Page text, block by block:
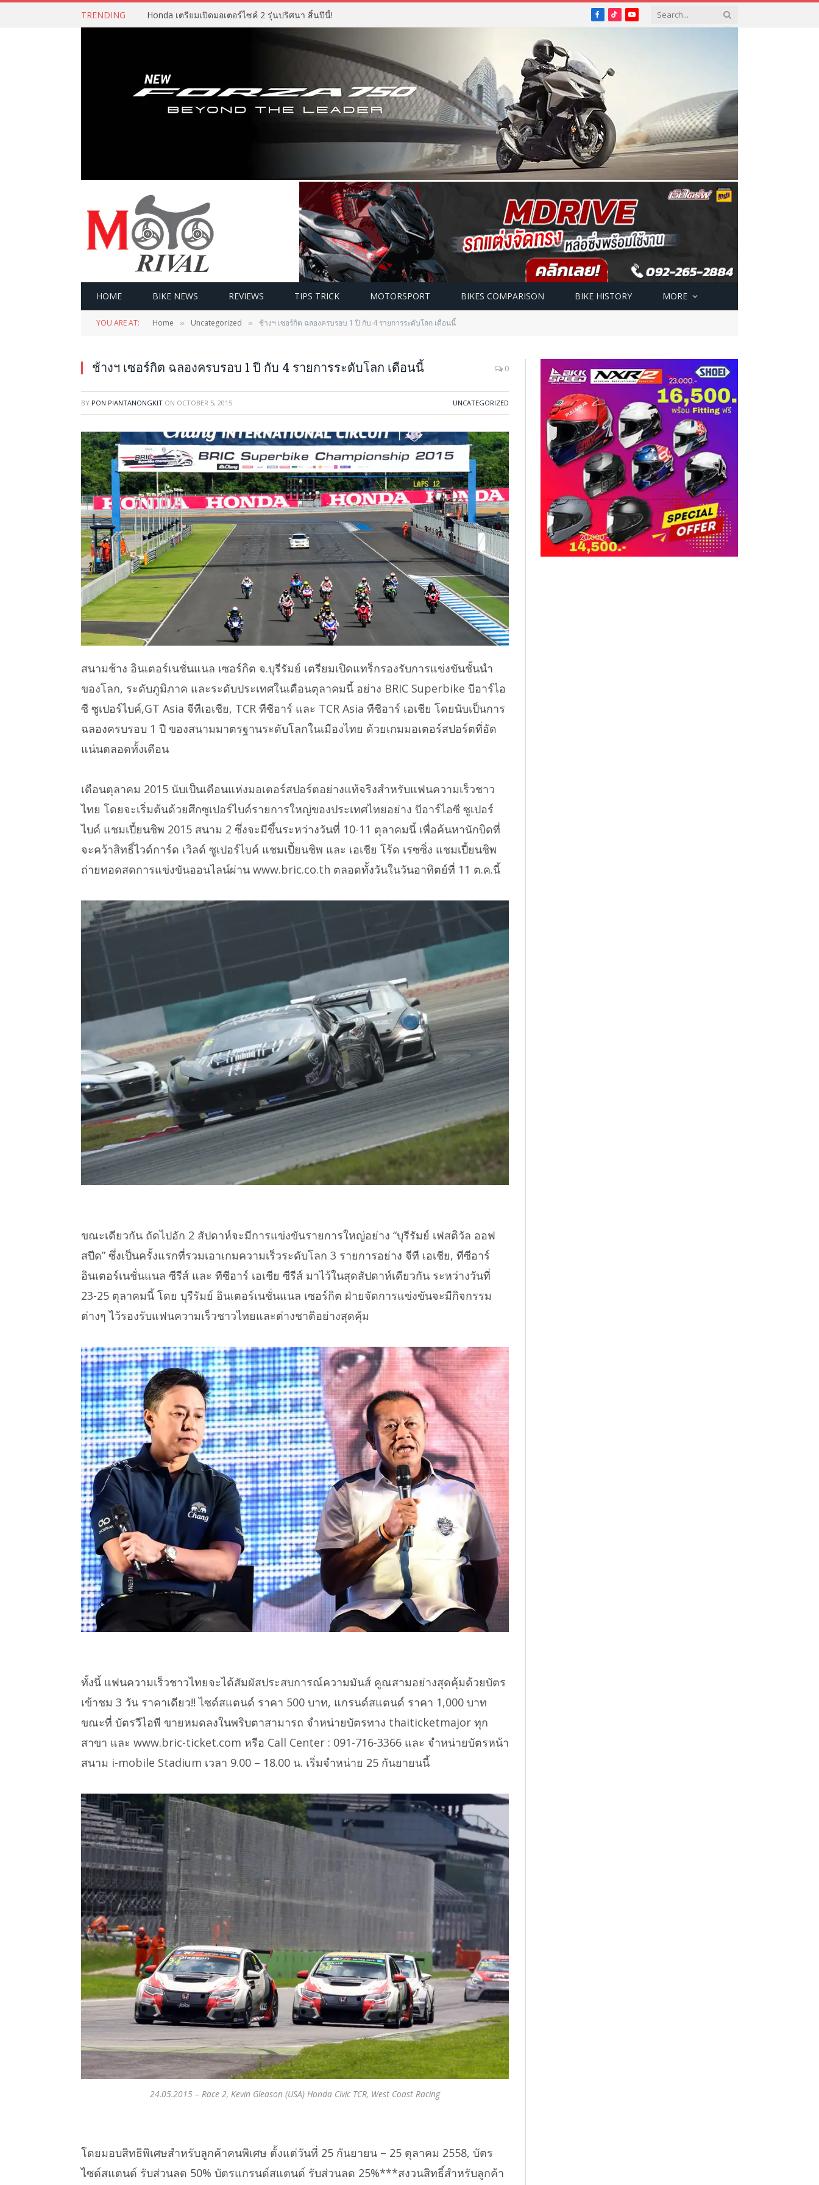
TRENDING Honda เตรียมเปิดมอเตอร์ไซค์ 2 รุ่นปริศนา สิ้นปีนี้! Facebook
TikTokYouTube
HOME BIKE NEWS REVIEWS TIPS TRICK MOTORSPORT BIKES COMPARISON BIKE HISTORY MORE
YOU ARE AT: Home » Uncategorized » ช้างฯ เซอร์กิต ฉลองครบรอบ 1 ปี กับ 4 รายการระดับโลก เดือนนี้
ช้างฯ เซอร์กิต ฉลองครบรอบ 1 ปี กับ 4 รายการระดับโลก เดือนนี้ 0
BY PON PIANTANONGKIT ON OCTOBER 5, 2015 UNCATEGORIZED
สนามช้าง อินเตอร์เนชั่นแนล เซอร์กิต จ.บุรีรัมย์ เตรียมเปิดแทร็กรองรับการแข่งขันชั้นนำ
ของโลก, ระดับภูมิภาค และระดับประเทศในเดือนตุลาคมนี้ อย่าง BRIC Superbike บีอาร์ไอ
ซี ซูเปอร์ไบค์,GT Asia จีทีเอเชีย, TCR ทีซีอาร์ และ TCR Asia ทีซีอาร์ เอเชีย โดยนับเป็นการ
ฉลองครบรอบ 1 ปี ของสนามมาตรฐานระดับโลกในเมืองไทย ด้วยเกมมอเตอร์สปอร์ตที่อัด
แน่นตลอดทั้งเดือน
เดือนตุลาคม 2015 นับเป็นเดือนแห่งมอเตอร์สปอร์ตอย่างแท้จริงสำหรับแฟนความเร็วชาว
ไทย โดยจะเริ่มต้นด้วยศึกซูเปอร์ไบค์รายการใหญ่ของประเทศไทยอย่าง บีอาร์ไอซี ซูเปอร์
ไบค์ แชมเปี้ยนชิพ 2015 สนาม 2 ซึ่งจะมีขึ้นระหว่างวันที่ 10-11 ตุลาคมนี้ เพื่อค้นหานักบิดที่
จะคว้าสิทธิ์ไวด์การ์ด เวิลด์ ซูเปอร์ไบค์ แชมเปี้ยนชิพ และ เอเชีย โร้ด เรซซิ่ง แชมเปี้ยนชิพ
ถ่ายทอดสดการแข่งขันออนไลน์ผ่าน www.bric.co.th ตลอดทั้งวันในวันอาทิตย์ที่ 11 ต.ค.นี้
ขณะเดียวกัน ถัดไปอัก 2 สัปดาห์จะมีการแข่งขันรายการใหญ่อย่าง “บุรีรัมย์ เฟสติวัล ออฟ
สปีด” ซึ่งเป็นครั้งแรกที่รวมเอาเกมความเร็วระดับโลก 3 รายการอย่าง จีที เอเชีย, ทีซีอาร์
อินเตอร์เนชั่นแนล ซีรีส์ และ ทีซีอาร์ เอเชีย ซีรีส์ มาไว้ในสุดสัปดาห์เดียวกัน ระหว่างวันที่
23-25 ตุลาคมนี้ โดย บุรีรัมย์ อินเตอร์เนชั่นแนล เซอร์กิต ฝ่ายจัดการแข่งขันจะมีกิจกรรม
ต่างๆ ไว้รองรับแฟนความเร็วชาวไทยและต่างชาติอย่างสุดคุ้ม
ทั้งนี้ แฟนความเร็วชาวไทยจะได้สัมผัสประสบการณ์ความมันส์ คูณสามอย่างสุดคุ้มด้วยบัตร
เข้าชม 3 วัน ราคาเดียว!! ไซด์สแตนด์ ราคา 500 บาท, แกรนด์สแตนด์ ราคา 1,000 บาท
ขณะที่ บัตรวีไอพี ขายหมดลงในพริบตาสามารถ จำหน่ายบัตรทาง thaiticketmajor ทุก
สาขา และ www.bric-ticket.com หรือ Call Center : 091-716-3366 และ จำหน่ายบัตรหน้า
สนาม i-mobile Stadium เวลา 9.00 – 18.00 น. เริ่มจำหน่าย 25 กันยายนนี้
24.05.2015 – Race 2, Kevin Gleason (USA) Honda Civic TCR, West Coast Racing
โดยมอบสิทธิพิเศษสำหรับลูกค้าคนพิเศษ ตั้งแต่วันที่ 25 กันยายน – 25 ตุลาคม 2558, บัตร
ไซด์สแตนด์ รับส่วนลด 50% บัตรแกรนด์สแตนด์ รับส่วนลด 25%***สงวนสิทธิ์สำหรับลูกค้า